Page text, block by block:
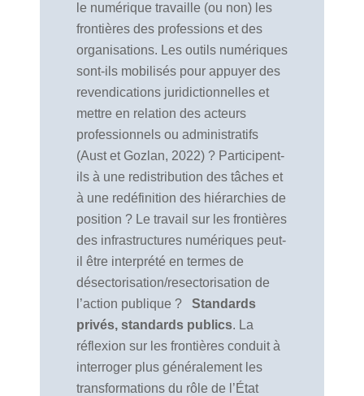
le numérique travaille (ou non) les
frontières des professions et des
organisations. Les outils numériques
sont-ils mobilisés pour appuyer des
revendications juridictionnelles et
mettre en relation des acteurs
professionnels ou administratifs
(Aust et Gozlan, 2022) ? Participent-
ils à une redistribution des tâches et
à une redéfinition des hiérarchies de
position ? Le travail sur les frontières
des infrastructures numériques peut-
il être interprété en termes de
désectorisation/resectorisation de
l’action publique ? Standards
privés, standards publics. La
réflexion sur les frontières conduit à
interroger plus généralement les
transformations du rôle de l’État